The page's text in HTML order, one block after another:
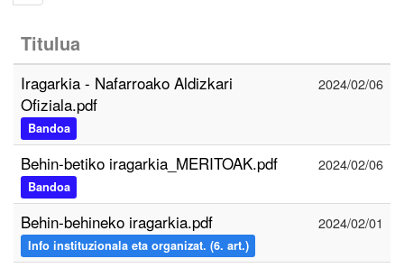
Titulua
Iragarkia - Nafarroako Aldizkari
Ofiziala.pdf
Bandoa
2024/02/06
Behin-betiko iragarkia_MERITOAK.pdf
Bandoa
2024/02/06
Behin-behineko iragarkia.pdf
Info instituzionala eta organizat. (6. art.)
2024/02/01